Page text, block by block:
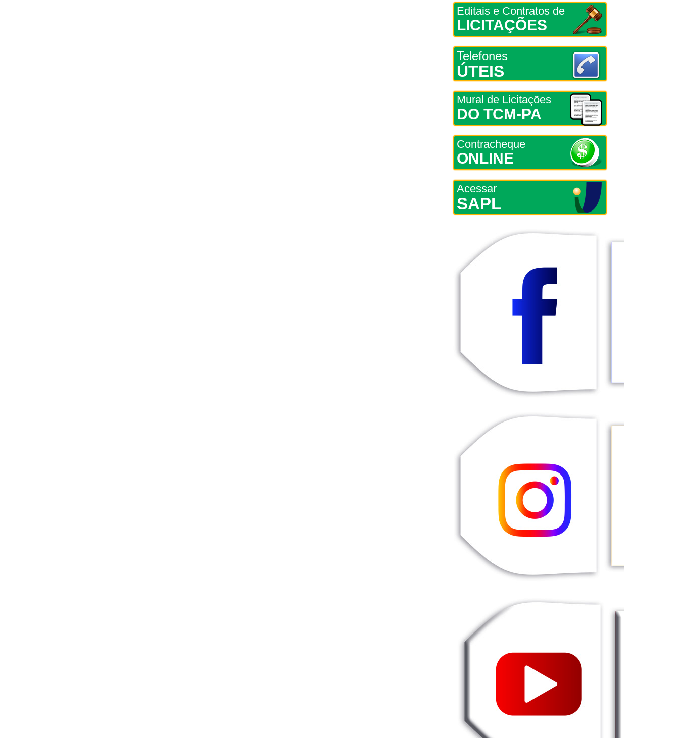
Editais e Contratos de
LICITAÇÕES
Telefones
ÚTEIS
Mural de Licitações
DO TCM-PA
Contracheque
ONLINE
Acessar
SAPL